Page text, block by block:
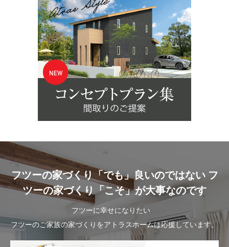
フツーの家づくり「でも」良いのではない フ
ツーの家づくり「こそ」が大事なのです
フツーに幸せになりたい
フツーのご家族の家づくりをアトラスホームは応援しています。